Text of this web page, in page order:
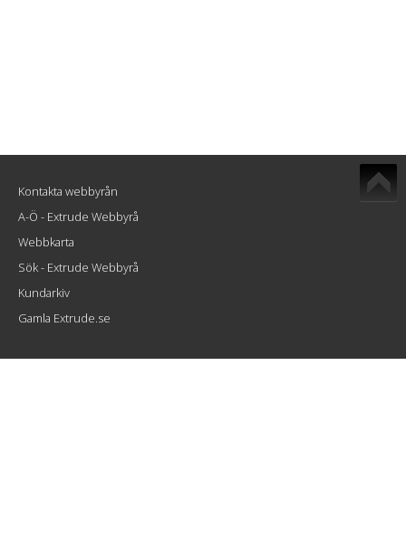
Kontakta webbyrån
A-Ö - Extrude Webbyrå
Webbkarta
Sök - Extrude Webbyrå
Kundarkiv
Gamla Extrude.se